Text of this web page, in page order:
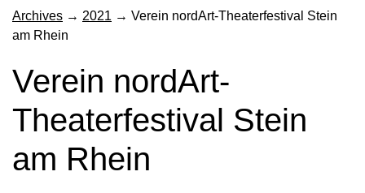
content
Archives → 2021 → Verein nordArt-Theaterfestival Stein
am Rhein
Verein nordArt-
Theaterfestival Stein
am Rhein